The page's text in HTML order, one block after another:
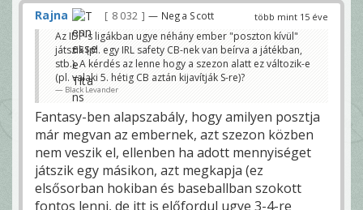
több mint 15 éve
Rajna 8 032 — Nega Scott
Az IDP-s ligákban ugye néhány ember "poszton kívül"
játszik (pl. egy IRL safety CB-nek van beírva a játékban,
stb.). A kérdés az lenne hogy a szezon alatt ez változik-e
(pl. valaki 5. hétig CB aztán kijavítják S-re)?
Black Levander
Fantasy-ben alapszabály, hogy amilyen posztja
már megvan az embernek, azt szezon közben
nem veszik el, ellenben ha adott mennyiséget
játszik egy másikon, azt megkapja (ez
elsősorban hokiban és baseballban szokott
fontos lenni, de itt is előfordul ugye 3-4-re